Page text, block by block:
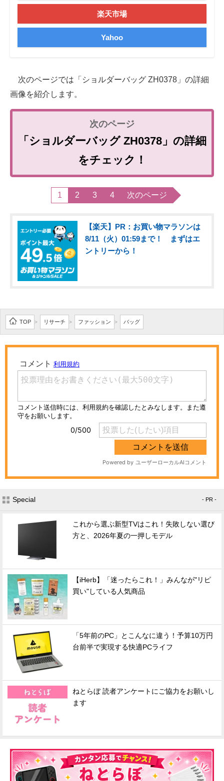
楽天市場
Yahoo
次のページでは「ショルダーバッグ ZH0378」の詳細
画像を紹介します。
「ショルダーバッグ ZH0378」の詳細
をチェック！
1 2 3 4 次のページ
【楽天】PR：お買い物マラソンは
8/11（火）01:59まで！ まずはエ
ントリーから！
TOP > リサーチ > ファッション > バッグ
Special - PR -
これから選ぶ新型TVはこれ！失敗しない選び
方と、2026年夏の一押しモデル
【iHerb】「迷ったらこれ！」みんなが"リピ
買い"している人気商品
「5年前のPC」とこんなに違う！予算10万円
台前半で実現する快適PCライフ
ねとらぼ 読者アンケートにご協力をお願いし
ます